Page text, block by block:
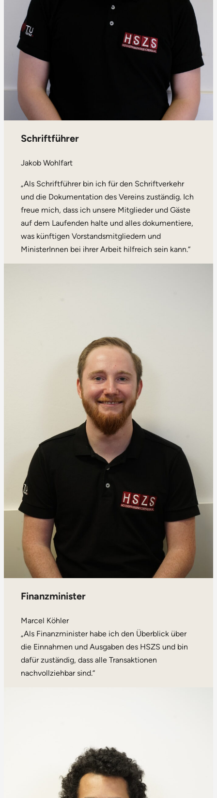
Schriftführer
Jakob Wohlfart
„Als Schriftführer bin ich für den Schriftverkehr
und die Dokumentation des Vereins zuständig. Ich
freue mich, dass ich unsere Mitglieder und Gäste
auf dem Laufenden halte und alles dokumentiere,
was künftigen Vorstandsmitgliedern und
MinisterInnen bei ihrer Arbeit hilfreich sein kann.“
Finanzminister
Marcel Köhler
„Als Finanzminister habe ich den Überblick über
die Einnahmen und Ausgaben des HSZS und bin
dafür zuständig, dass alle Transaktionen
nachvollziehbar sind.“